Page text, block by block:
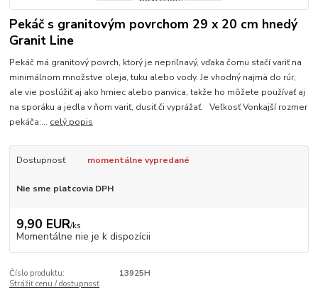
Pekáč s granitovým povrchom 29 x 20 cm hnedý
Granit Line
Pekáč má granitový povrch, ktorý je nepriľnavý, vďaka čomu stačí variť na
minimálnom množstve oleja, tuku alebo vody. Je vhodný najmä do rúr,
ale vie poslúžiť aj ako hrniec alebo panvica, takže ho môžete používať aj
na sporáku a jedla v ňom variť, dusiť či vyprážať. Veľkosť Vonkajší rozmer
pekáča:... celý popis
Dostupnosť momentálne vypredané
Nie sme platcovia DPH
9,90 EUR/ks
Momentálne nie je k dispozícii
Číslo produktu:
13925H
Strážiť cenu / dostupnosť